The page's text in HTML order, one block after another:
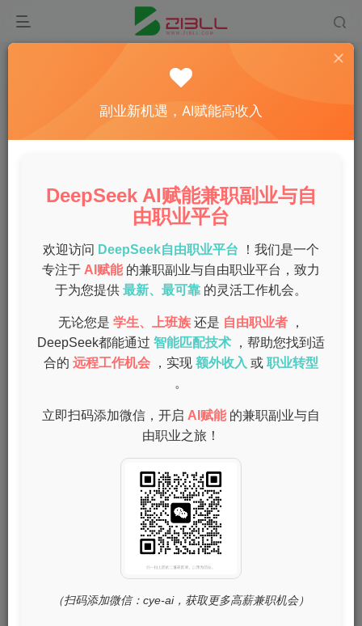
公众号托管掘金 ，每天５分钟复制粘贴，月入4位
0 140
很多人都知道公众号流量主项目去年非常火，简单来说就是
通过AI工具撰写文章，发表在公众号上，赚取流量主收益
由于去年腾讯去年改变了推荐机制，这个项目收益从去年开
始收益非常好，只要文章得到推荐，少则几十几百；多则几
千上万！
许多人在这个领域拿到了不错的结果，运气好的时候，一篇
文章可能就能带来数千甚至上万元的流量主收益
关注我们团队很久的小伙伴会知道，去年我们有上线招募过
公众号流量主分成这个项目一段时间，后来考虑时间和精力
的原因，停止了对外招募，但过程中团队合伙人一直都有在
这个赛道持续经营深耕
暂停招募的这中间，也有很多小伙伴咨询过这个项目，但我
们都表示没有继续招募，让等待后续再次开放
那这次对于那些关心这个项目的小伙伴来说一定是个好消
托管代运营模式，感兴趣的可以继续往下看
副业新机遇，AI赋能高收入
DeepSeek AI赋能兼职副业与自
由职业平台
欢迎访问 DeepSeek自由职业平台
！我们是一个
专注于 AI赋能 的兼职副业与自由职业平台，致力
于为您提供 最新、最可靠 的灵活工作机会。
无论您是 学生、上班族 还是 自由职业者
，
DeepSeek都能通过 智能匹配技术
，帮助您找到适
合的 远程工作机会 ，实现 额外收入 或 职业转型
。
立即扫码添加微信，开启 AI赋能 的兼职副业与自
由职业之旅！
（扫码添加微信：cye-ai，获取更多高薪兼职机会）